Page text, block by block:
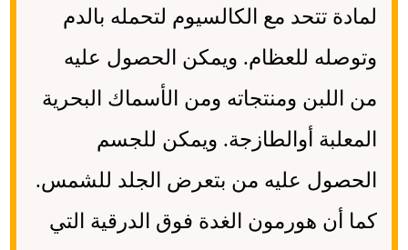
لمادة تتحد مع الكالسيوم لتحمله بالدم
وتوصله للعظام. ويمكن الحصول عليه
من اللبن ومنتجاته ومن الأسماك البحرية
المعلبة أوالطازجة. ويمكن للجسم
الحصول عليه من بتعرض الجلد للشمس.
كما أن هورمون الغدة فوق الدرقية التي